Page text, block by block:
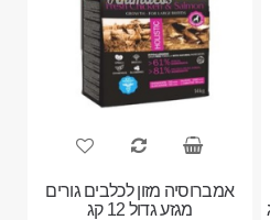
אמברוסיה מזון לכלבים גורים
מגזע גדול 12 קג